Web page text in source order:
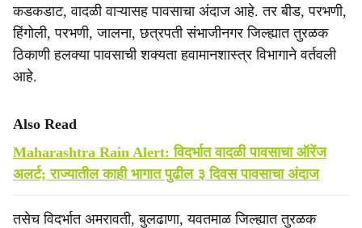
कडकडाट, वादळी वाऱ्यासह पावसाचा अंदाज आहे. तर बीड, परभणी,
हिंगोली, परभणी, जालना, छत्रपती संभाजीनगर जिल्ह्यात तुरळक
ठिकाणी हलक्या पावसाची शक्यता हवामानशास्त्र विभागाने वर्तवली
आहे.
Also Read
Maharashtra Rain Alert: विदर्भात वादळी पावसाचा ऑरेंज
अलर्ट; राज्यातील काही भागात पुढील ३ दिवस पावसाचा अंदाज
तसेच विदर्भात अमरावती, बुलढाणा, यवतमाळ जिल्ह्यात तुरळक